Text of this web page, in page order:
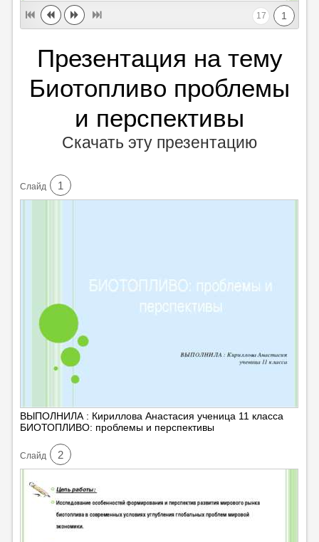
1
17
Презентация на тему
Биотопливо проблемы
и перспективы
Скачать эту презентацию
Cлайд 1
ВЫПОЛНИЛА : Кириллова Анастасия ученица 11 класса
БИОТОПЛИВО: проблемы и перспективы
Cлайд 2